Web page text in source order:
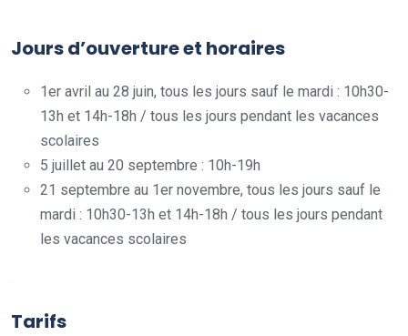
Jours d’ouverture et horaires
1er avril au 28 juin, tous les jours sauf le mardi : 10h30-
13h et 14h-18h / tous les jours pendant les vacances
scolaires
5 juillet au 20 septembre : 10h-19h
21 septembre au 1er novembre, tous les jours sauf le
mardi : 10h30-13h et 14h-18h / tous les jours pendant
les vacances scolaires
Tarifs